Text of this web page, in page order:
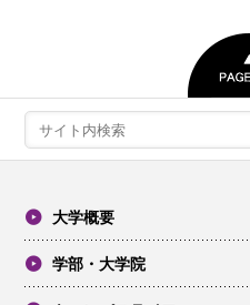
大学概要
学部・大学院